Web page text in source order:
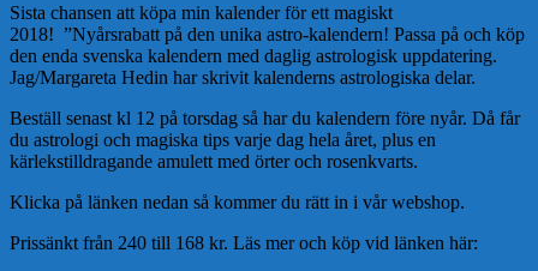
Sista chansen att köpa min kalender för ett magiskt
2018! ”Nyårsrabatt på den unika astro-kalendern! Passa på och köp
den enda svenska kalendern med daglig astrologisk uppdatering.
Jag/Margareta Hedin har skrivit kalenderns astrologiska delar.
Beställ senast kl 12 på torsdag så har du kalendern före nyår. Då får
du astrologi och magiska tips varje dag hela året, plus en
kärlekstilldragande amulett med örter och rosenkvarts.
Klicka på länken nedan så kommer du rätt in i vår webshop.
Prissänkt från 240 till 168 kr. Läs mer och köp vid länken här: